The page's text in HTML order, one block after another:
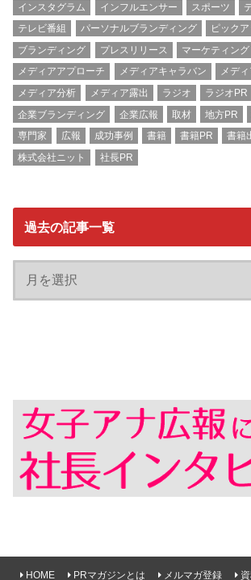
インスタグラム
インフルエンサー スポーツ
テレビ番組
パーソナルブランディング
ピック
ブランディング
プレスリリース マーケティング
メディアアプローチ
メディアキャラバン
メデ
メディア分析
メディア露出 ラジオ ラジオPR
企業ブランディング
企業広報 取材 地方PR
専門家
広報 成功事例 書籍 書籍PR
書籍
株式会社ニット
社長PR
過去の記事一覧
HOME PRマガジンとは メルマガ登録